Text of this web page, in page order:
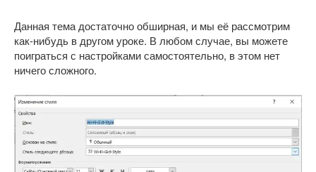
Данная тема достаточно обширная, и мы её рассмотрим
как-нибудь в другом уроке. В любом случае, вы можете
поиграться с настройками самостоятельно, в этом нет
ничего сложного.